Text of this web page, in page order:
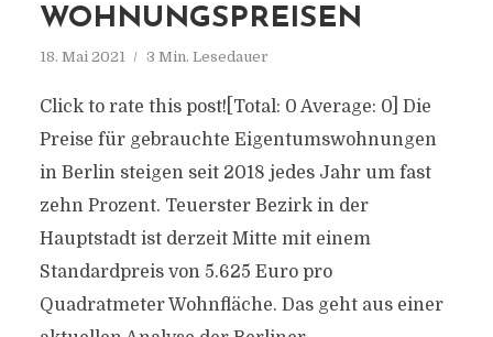
WOHNUNGSPREISEN
18. Mai 2021 3 Min. Lesedauer
Click to rate this post![Total: 0 Average: 0] Die
Preise für gebrauchte Eigentumswohnungen
in Berlin steigen seit 2018 jedes Jahr um fast
zehn Prozent. Teuerster Bezirk in der
Hauptstadt ist derzeit Mitte mit einem
Standardpreis von 5.625 Euro pro
Quadratmeter Wohnfläche. Das geht aus einer